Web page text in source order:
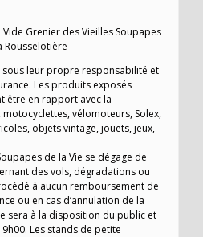
Vide Grenier des Vieilles Soupapes
Rousselotière
leur propre responsabilité et
Les produits exposés
être en rapport avec la
vélomoteurs, Solex,
objets vintage, jouets, jeux,
de la Vie se dégage de
des vols, dégradations ou
à aucun remboursement de
ou en cas d’annulation de la
sera à la disposition du public et
Les stands de petite